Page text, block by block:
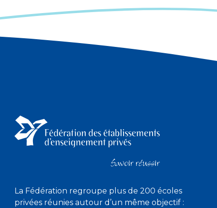
La Fédération regroupe plus de 200 écoles
privées réunies autour d’un même objectif :